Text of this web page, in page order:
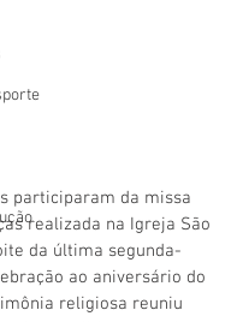
participaram da missa
realizada na Igreja São
da última segunda-
ao aniversário do
religiosa reuniu